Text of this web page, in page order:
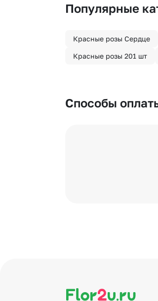
Популярные
Красные розы Сердце
Красные розы 201 шт
Способы